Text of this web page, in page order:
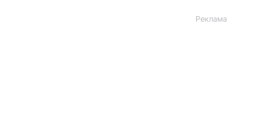
Реклама